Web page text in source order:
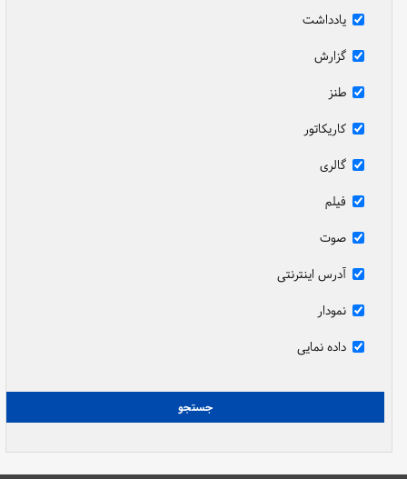
یادداشت
گزارش
طنز
کاریکاتور
گالری
فیلم
صوت
آدرس اینترنتی
نمودار
داده نمایی